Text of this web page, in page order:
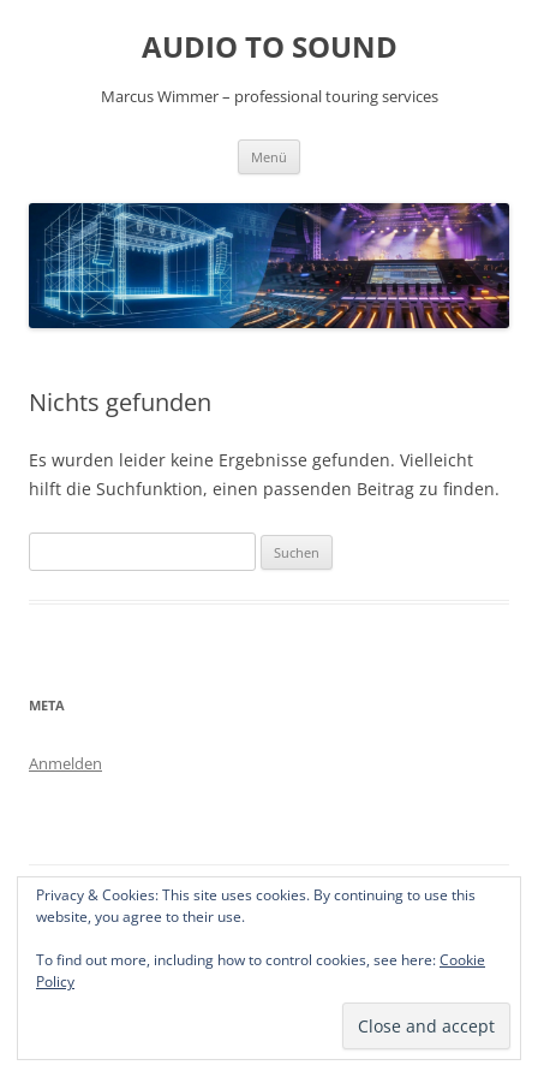
AUDIO TO SOUND
Marcus Wimmer – professional touring services
Menü
Nichts gefunden
Es wurden leider keine Ergebnisse gefunden. Vielleicht
hilft die Suchfunktion, einen passenden Beitrag zu finden.
nach:
META
Anmelden
Stolz präsentiert von WordPress
Privacy & Cookies: This site uses cookies. By continuing to use this
website, you agree to their use.
To find out more, including how to control cookies, see here:Cookie
Policy